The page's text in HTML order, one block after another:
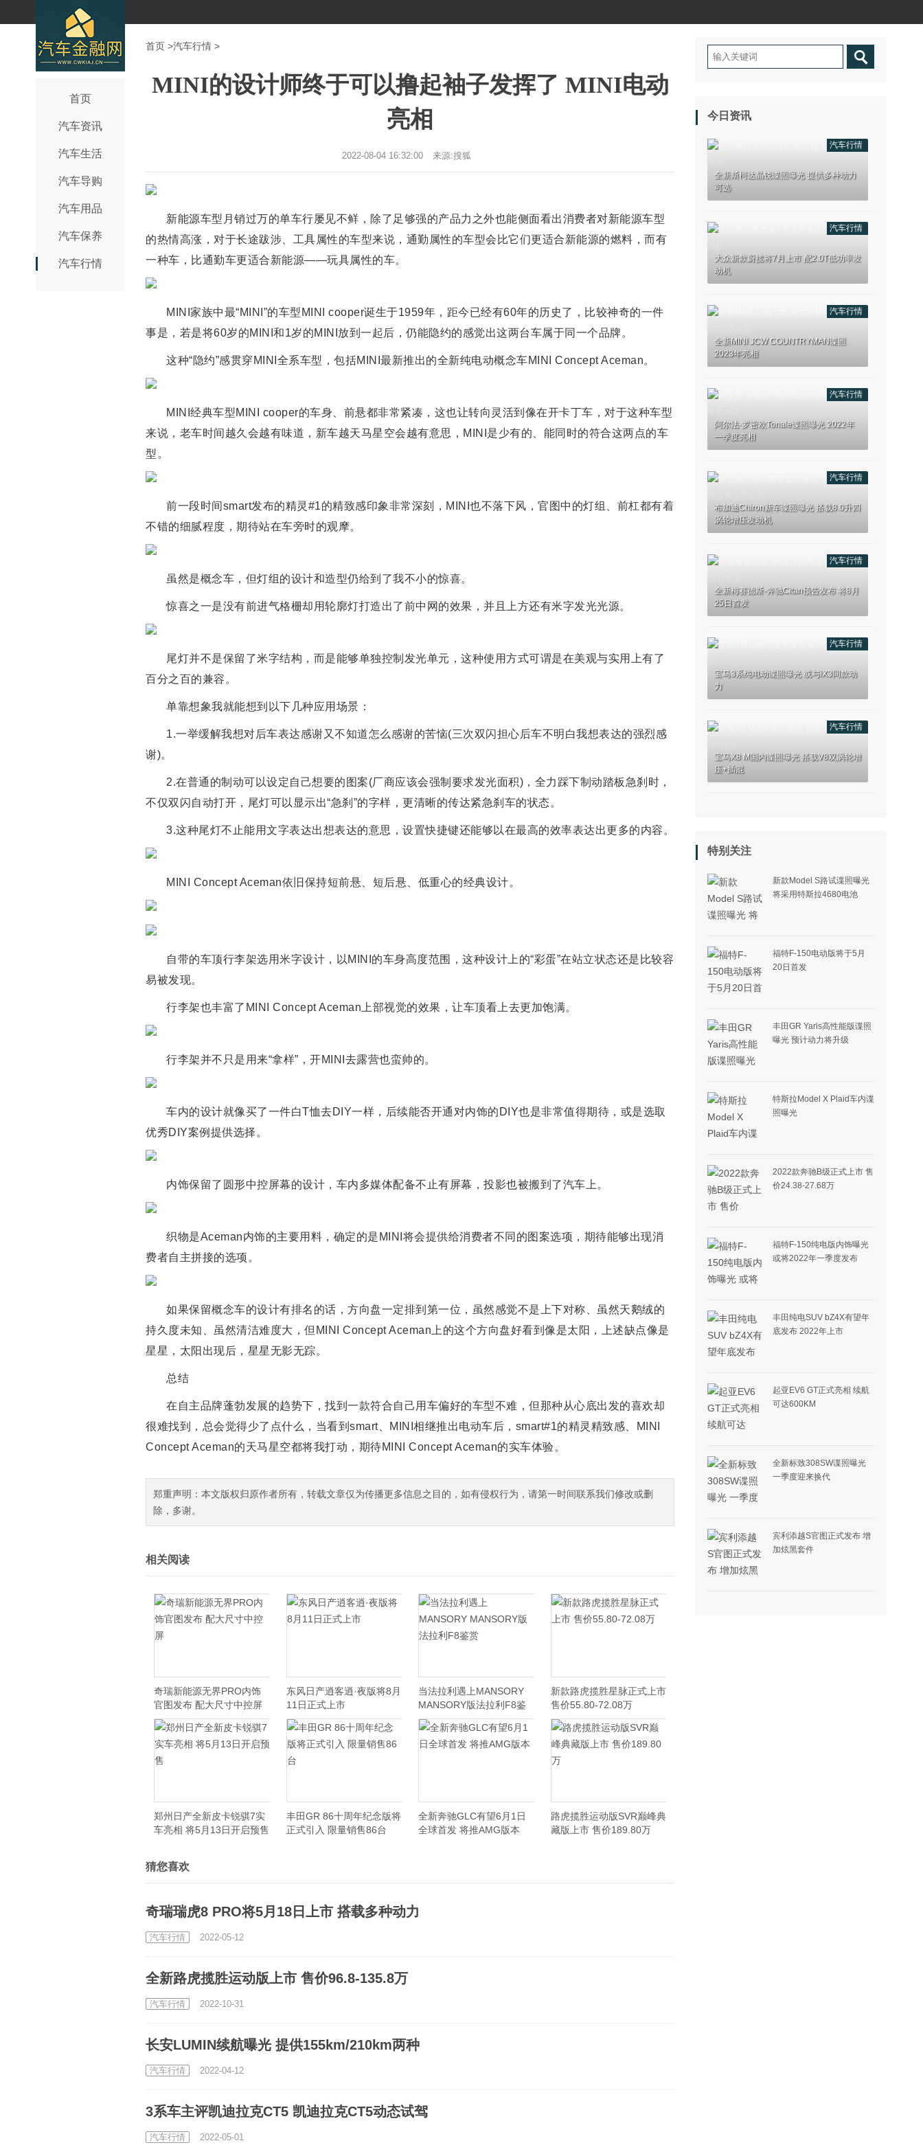
首页
汽车资讯
汽车生活
汽车导购
汽车用品
汽车保养
汽车行情
首页 >汽车行情 >
MINI的设计师终于可以撸起袖子发挥了 MINI电动
亮相
2022-08-04 16:32:00 来源:搜狐
新能源车型月销过万的单车行屡见不鲜，除了足够强的产品力之外也能侧面看出消费者对新能源车型
的热情高涨，对于长途跋涉、工具属性的车型来说，通勤属性的车型会比它们更适合新能源的燃料，而有
一种车，比通勤车更适合新能源——玩具属性的车。
MINI家族中最“MINI”的车型MINI cooper诞生于1959年，距今已经有60年的历史了，比较神奇的一件
事是，若是将60岁的MINI和1岁的MINI放到一起后，仍能隐约的感觉出这两台车属于同一个品牌。
这种“隐约”感贯穿MINI全系车型，包括MINI最新推出的全新纯电动概念车MINI Concept Aceman。
MINI经典车型MINI cooper的车身、前悬都非常紧凑，这也让转向灵活到像在开卡丁车，对于这种车型
来说，老车时间越久会越有味道，新车越天马星空会越有意思，MINI是少有的、能同时的符合这两点的车
型。
前一段时间smart发布的精灵#1的精致感印象非常深刻，MINI也不落下风，官图中的灯组、前杠都有着
不错的细腻程度，期待站在车旁时的观摩。
虽然是概念车，但灯组的设计和造型仍给到了我不小的惊喜。
惊喜之一是没有前进气格栅却用轮廓灯打造出了前中网的效果，并且上方还有米字发光光源。
尾灯并不是保留了米字结构，而是能够单独控制发光单元，这种使用方式可谓是在美观与实用上有了
百分之百的兼容。
单靠想象我就能想到以下几种应用场景：
1.一举缓解我想对后车表达感谢又不知道怎么感谢的苦恼(三次双闪担心后车不明白我想表达的强烈感
谢)。
2.在普通的制动可以设定自己想要的图案(厂商应该会强制要求发光面积)，全力踩下制动踏板急刹时，
不仅双闪自动打开，尾灯可以显示出“急刹”的字样，更清晰的传达紧急刹车的状态。
3.这种尾灯不止能用文字表达出想表达的意思，设置快捷键还能够以在最高的效率表达出更多的内容。
MINI Concept Aceman依旧保持短前悬、短后悬、低重心的经典设计。
自带的车顶行李架选用米字设计，以MINI的车身高度范围，这种设计上的“彩蛋”在站立状态还是比较容
易被发现。
行李架也丰富了MINI Concept Aceman上部视觉的效果，让车顶看上去更加饱满。
行李架并不只是用来“拿样”，开MINI去露营也蛮帅的。
车内的设计就像买了一件白T恤去DIY一样，后续能否开通对内饰的DIY也是非常值得期待，或是选取
优秀DIY案例提供选择。
内饰保留了圆形中控屏幕的设计，车内多媒体配备不止有屏幕，投影也被搬到了汽车上。
织物是Aceman内饰的主要用料，确定的是MINI将会提供给消费者不同的图案选项，期待能够出现消
费者自主拼接的选项。
如果保留概念车的设计有排名的话，方向盘一定排到第一位，虽然感觉不是上下对称、虽然天鹅绒的
持久度未知、虽然清洁难度大，但MINI Concept Aceman上的这个方向盘好看到像是太阳，上述缺点像是
星星，太阳出现后，星星无影无踪。
总结
在自主品牌蓬勃发展的趋势下，找到一款符合自己用车偏好的车型不难，但那种从心底出发的喜欢却
很难找到，总会觉得少了点什么，当看到smart、MINI相继推出电动车后，smart#1的精灵精致感、MINI
Concept Aceman的天马星空都将我打动，期待MINI Concept Aceman的实车体验。
郑重声明：本文版权归原作者所有，转载文章仅为传播更多信息之目的，如有侵权行为，请第一时间联系我们修改或删
除，多谢。
相关阅读
奇瑞新能源无界PRO内饰
官图发布 配大尺寸中控屏
东风日产逍客逍·夜版将8月
11日正式上市
当法拉利遇上MANSORY
MANSORY版法拉利F8鉴
赏
新款路虎揽胜星脉正式上市
售价55.80-72.08万
郑州日产全新皮卡锐骐7实
车亮相 将5月13日开启预售
丰田GR 86十周年纪念版将
正式引入 限量销售86台
全新奔驰GLC有望6月1日
全球首发 将推AMG版本
路虎揽胜运动版SVR巅峰典
藏版上市 售价189.80万
猜您喜欢
奇瑞瑞虎8 PRO将5月18日上市 搭载多种动力
2022-05-12
汽车行情
全新路虎揽胜运动版上市 售价96.8-135.8万
2022-10-31
汽车行情
长安LUMIN续航曝光 提供155km/210km两种
2022-04-12
汽车行情
3系车主评凯迪拉克CT5 凯迪拉克CT5动态试驾
2022-05-01
汽车行情
今日资讯
汽车行情
全新斯柯达晶锐谍照曝光 提供多种动力
可选
汽车行情
大众新款蔚揽将7月上市 配2.0T低功率发
动机
汽车行情
全新MINI JCW COUNTRYMAN谍照
2023年亮相
汽车行情
阿尔法·罗密欧Tonale谍照曝光 2022年
一季度亮相
汽车行情
布加迪Chiron新车谍照曝光 搭载8.0升四
涡轮增压发动机
汽车行情
全新梅赛德斯-奔驰Citan预告发布 将8月
25日首发
汽车行情
宝马3系纯电动谍照曝光 或与iX3同款动
力
汽车行情
宝马X8 M国内谍照曝光 搭载V8双涡轮增
压+插混
特别关注
新款Model S路试谍照曝光
将采用特斯拉4680电池
福特F-150电动版将于5月
20日首发
丰田GR Yaris高性能版谍照
曝光 预计动力将升级
特斯拉Model X Plaid车内谍
照曝光
2022款奔驰B级正式上市 售
价24.38-27.68万
福特F-150纯电版内饰曝光
或将2022年一季度发布
丰田纯电SUV bZ4X有望年
底发布 2022年上市
起亚EV6 GT正式亮相 续航
可达600KM
全新标致308SW谍照曝光
一季度迎来换代
宾利添越S官图正式发布 增
加炫黑套件